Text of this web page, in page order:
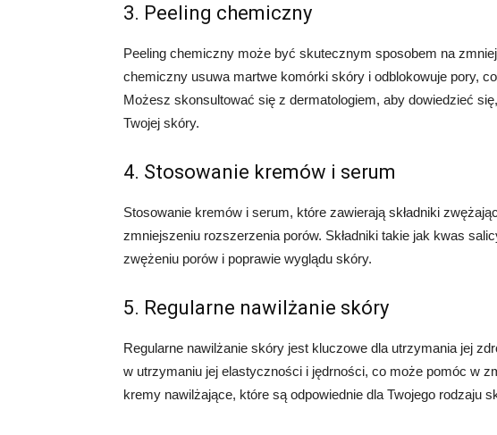
3. Peeling chemiczny
Peeling chemiczny może być skutecznym sposobem na
chemiczny usuwa martwe komórki skóry i odblokowuje pory,
Możesz skonsultować się z dermatologiem, aby dowiedzieć
Twojej skóry.
4. Stosowanie kremów i serum
Stosowanie kremów i serum, które zawierają składniki
zmniejszeniu rozszerzenia porów. Składniki takie jak kwas
zwężeniu porów i poprawie wyglądu skóry.
5. Regularne nawilżanie skóry
Regularne nawilżanie skóry jest kluczowe dla utrzymania jej
w utrzymaniu jej elastyczności i jędrności, co może pomóc w
kremy nawilżające, które są odpowiednie dla Twojego rodzaju